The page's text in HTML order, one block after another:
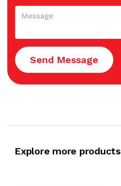
Send Message
Explore more products